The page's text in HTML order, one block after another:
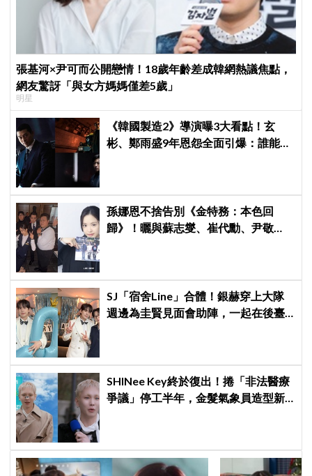
張基河×尹可而公開戀情！18歲年齡差成韓網熱議焦點，
網友驚訝「與女方媽媽僅差5歲」
明星
《韓國製造2》導演曝3大看點！玄
彬、鄭雨盛9年恩怨全面引爆：誰能活
孫娜恩不捨告別《金特務：本色回
歸》！曬與蘇志燮、崔代勳、尹敬
SJ「宿舍Line」合體！銀赫穿上大隊
週邊為圭賢見面會助陣，一起在後臺
SHINee Key終於復出！捲「非法醫療
爭議」停工半年，金髮氣象員造型新